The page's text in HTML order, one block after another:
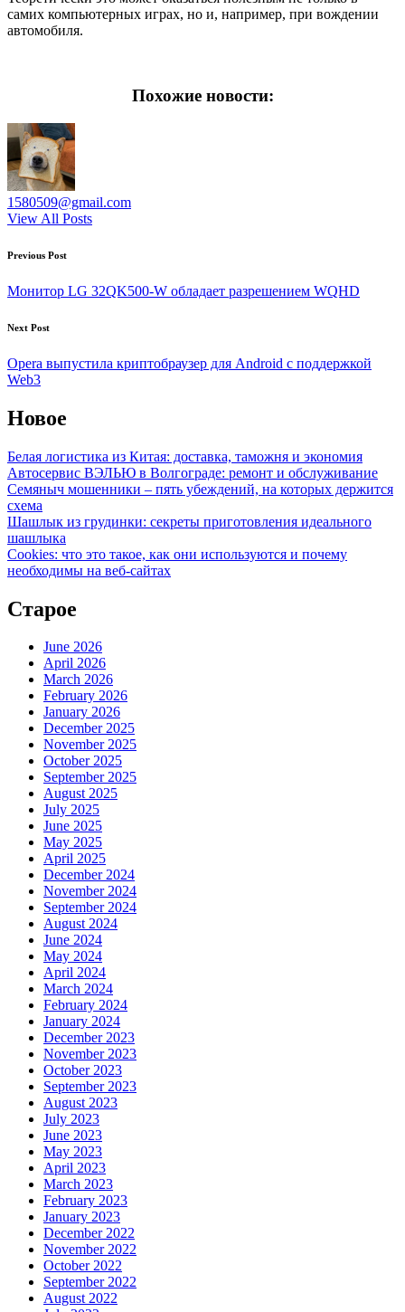
самих компьютерных играх, но и, например, при вождении
автомобиля.
Похожие новости:
1580509@gmail.com
View All Posts
Post
navigation
Previous Post
Монитор LG 32QK500-W обладает разрешением WQHD
Next Post
Opera выпустила криптобраузер для Android с поддержкой
Web3
Новое
Белая логистика из Китая: доставка, таможня и экономия
Автосервис ВЭЛЬЮ в Волгограде: ремонт и обслуживание
Семяныч мошенники – пять убеждений, на которых держится
схема
Шашлык из грудинки: секреты приготовления идеального
шашлыка
Cookies: что это такое, как они используются и почему
необходимы на веб-сайтах
Старое
June 2026
April 2026
March 2026
February 2026
January 2026
December 2025
November 2025
October 2025
September 2025
August 2025
July 2025
June 2025
May 2025
April 2025
December 2024
November 2024
September 2024
August 2024
June 2024
May 2024
April 2024
March 2024
February 2024
January 2024
December 2023
November 2023
October 2023
September 2023
August 2023
July 2023
June 2023
May 2023
April 2023
March 2023
February 2023
January 2023
December 2022
November 2022
October 2022
September 2022
August 2022